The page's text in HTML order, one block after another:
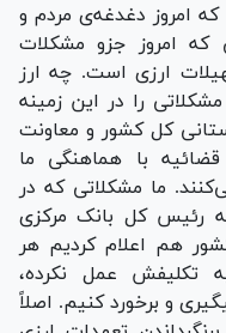
امروز دغدغه‌ی مردم و
که امروز جزو مشکلات
ارزی است. چه ارز
را در این زمینه
کل کشور و معاونت
با هماهنگی ما
ما مشکلاتی که در
رئیس کل بانک مرکزی
هم اعلام کردیم هر
تکلیفش عمل نکرده،
و برخورد کنیم. اصلاً